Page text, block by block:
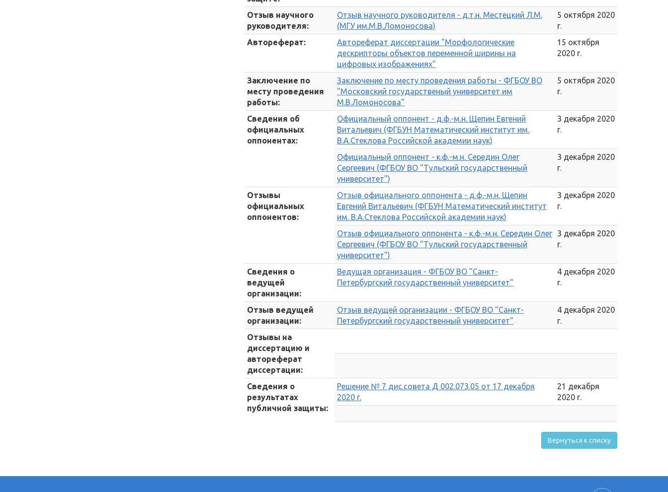
Отзыв научного
руководителя:
Отзыв научного руководителя - д.т.н. Местецкий Л.М.
(МГУ им.М.В.Ломоносова)
5 октября 2020
г.
Автореферат:
Автореферат диссертации "Морфологические
дескрипторы объектов переменной ширины на
цифровых изображениях"
15 октября
2020 г.
Заключение по
месту проведения
работы:
Заключение по месту проведения работы - ФГБОУ ВО
"Московский государственый университет им
М.В.Ломоносова"
5 октября 2020
г.
Сведения об
официальных
оппонентах:
Официальный оппонент - д.ф.-м.н. Щепин Евгений
Витальевич (ФГБУН Математический институт им.
В.А.Стеклова Российской академии наук)
3 декабря 2020
г.
Официальный оппонент - к.ф.-м.н. Середин Олег
Сергеевич (ФГБОУ ВО "Тульский государственный
университет")
3 декабря 2020
г.
Отзывы
официальных
оппонентов:
Отзыв официального оппонента - д.ф.-м.н. Щепин
Евгений Витальевич (ФГБУН Математический институт
им. В.А.Стеклова Российской академии наук)
3 декабря 2020
г.
Отзыв официального оппонента - к.ф.-м.н. Середин Олег
Сергеевич (ФГБОУ ВО "Тульский государственный
университет")
3 декабря 2020
г.
Сведения о
ведущей
организации:
Ведущая организация - ФГБОУ ВО "Санкт-
Петербургский государственный университет"
4 декабря 2020
г.
Отзыв ведущей
организации:
Отзыв ведущей организации - ФГБОУ ВО "Санкт-
Петербургский государственный университет"
4 декабря 2020
г.
Отзывы на
диссертацию и
автореферат
диссертации:
Сведения о
результатах
публичной защиты:
Решение № 7 дис.совета Д 002.073.05 от 17 декабря
2020 г.
21 декабря
2020 г.
Вернуться к списку